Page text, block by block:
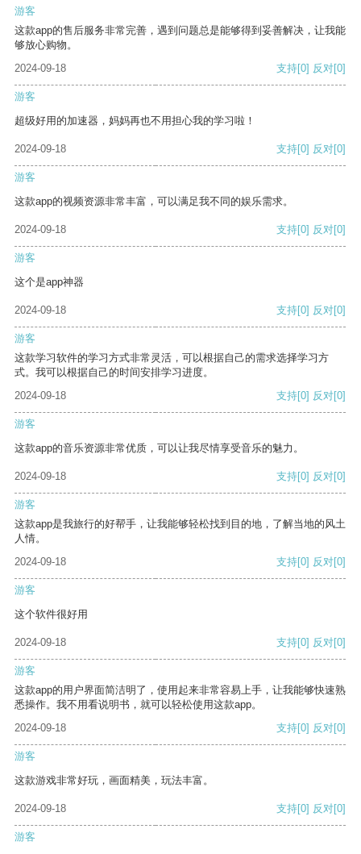
游客
这款app的售后服务非常完善，遇到问题总是能够得到妥善解决，让我能
够放心购物。
2024-09-18
支持[0] 反对[0]
游客
超级好用的加速器，妈妈再也不用担心我的学习啦！
2024-09-18 支持[0] 反对[0]
游客
这款app的视频资源非常丰富，可以满足我不同的娱乐需求。
2024-09-18 支持[0] 反对[0]
游客
这个是app神器
2024-09-18 支持[0] 反对[0]
游客
这款学习软件的学习方式非常灵活，可以根据自己的需求选择学习方
式。我可以根据自己的时间安排学习进度。
2024-09-18
支持[0] 反对[0]
游客
这款app的音乐资源非常优质，可以让我尽情享受音乐的魅力。
2024-09-18 支持[0] 反对[0]
游客
这款app是我旅行的好帮手，让我能够轻松找到目的地，了解当地的风土
人情。
2024-09-18
支持[0] 反对[0]
游客
这个软件很好用
2024-09-18 支持[0] 反对[0]
游客
这款app的用户界面简洁明了，使用起来非常容易上手，让我能够快速熟
悉操作。我不用看说明书，就可以轻松使用这款app。
2024-09-18
支持[0] 反对[0]
游客
这款游戏非常好玩，画面精美，玩法丰富。
2024-09-18 支持[0] 反对[0]
游客